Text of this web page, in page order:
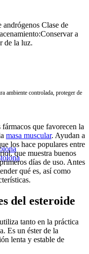
andrógenos Clase de
Conservar a
de la luz.
ambiente controlada, proteger de
que favorecen la
masa muscular. Ayudan a
los hace populares entre
que muestra buenos
días de uso. Antes
qué es, así como
del esteroide
tanto en la práctica
Es un éster de la
lenta y estable de